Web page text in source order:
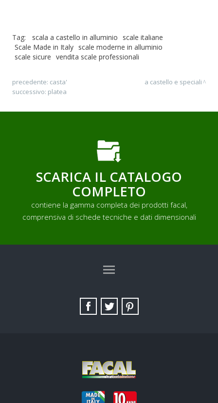
Tag: scala a castello in alluminio scale italiane
Scale Made in Italy scale moderne in alluminio
scale sicure vendita scale professionali
precedente: casta'
successivo: platea
a castello e speciali
SCARICA IL CATALOGO
COMPLETO
contiene la gamma completa dei prodotti facal,
comprensiva di schede tecniche e dati dimensionali
SITE MAP